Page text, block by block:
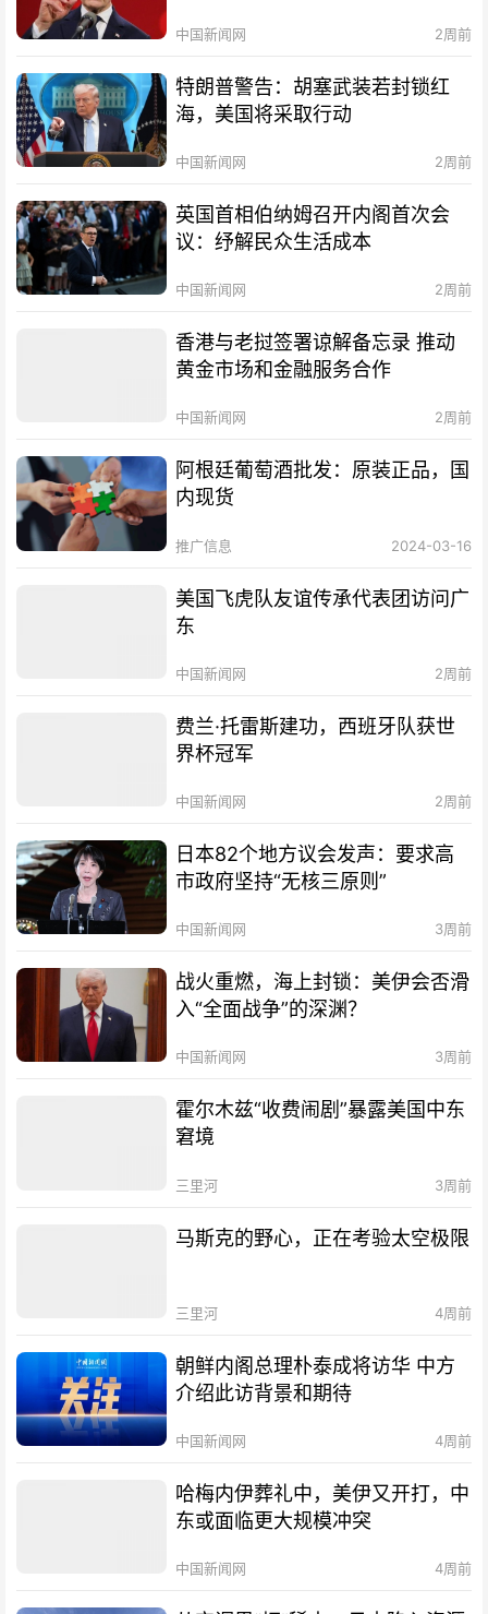
中国新闻网 2周前
特朗普警告：胡塞武装若封锁红
海，美国将采取行动
中国新闻网 2周前
英国首相伯纳姆召开内阁首次会
议：纾解民众生活成本
中国新闻网 2周前
香港与老挝签署谅解备忘录 推动
黄金市场和金融服务合作
中国新闻网 2周前
阿根廷葡萄酒批发：原装正品，国
内现货
推广信息 2024-03-16
美国飞虎队友谊传承代表团访问广
东
中国新闻网 2周前
费兰·托雷斯建功，西班牙队获世
界杯冠军
中国新闻网 2周前
日本82个地方议会发声：要求高
市政府坚持“无核三原则”
中国新闻网 3周前
战火重燃，海上封锁：美伊会否滑
入“全面战争”的深渊？
中国新闻网 3周前
霍尔木兹“收费闹剧”暴露美国中东
窘境
三里河 3周前
马斯克的野心，正在考验太空极限
三里河 4周前
朝鲜内阁总理朴泰成将访华 中方
介绍此访背景和期待
中国新闻网 4周前
哈梅内伊葬礼中，美伊又开打，中
东或面临更大规模冲突
中国新闻网 4周前